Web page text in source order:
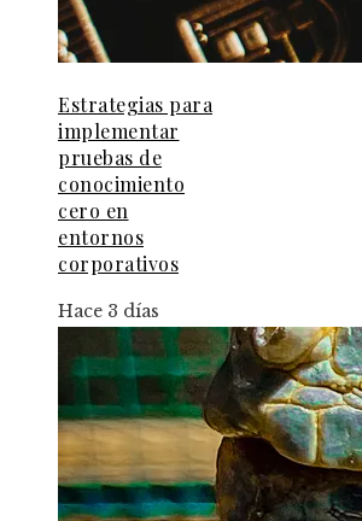
Estrategias para
implementar
pruebas de
conocimiento
cero en
entornos
corporativos
Hace 3 días